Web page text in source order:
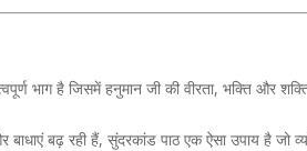
भाग है जिसमें हनुमान जी की वीरता, भक्ति और
बढ़ रही हैं, सुंदरकांड पाठ एक ऐसा उपाय है जो